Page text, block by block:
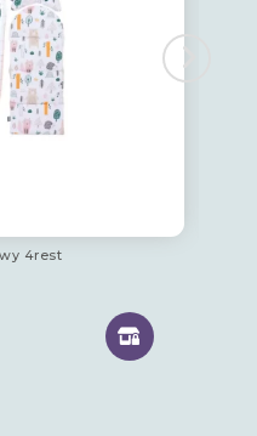
4rest